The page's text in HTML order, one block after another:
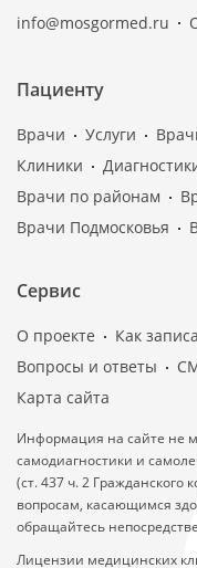
info@mosgormed.ru
Пациенту
Врачи Услуги
Клиники
Врачи по районам
Врачи Подмосковья
Сервис
О проекте Как
Вопросы и ответы
Карта сайта
Информация на сайте не
самодиагностики и
(ст. 437 ч. 2 Гражданского
вопросам, касающимся
обращайтесь
Лицензии медицинских